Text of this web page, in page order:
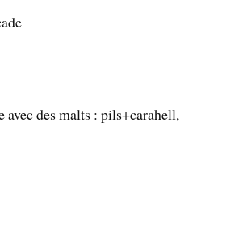
des malts : pils+carahell,